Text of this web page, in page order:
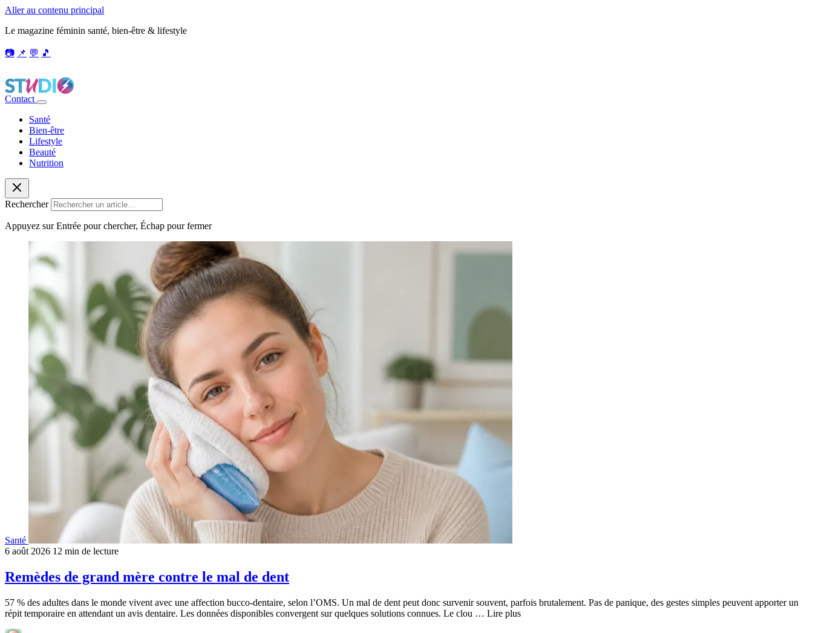
Aller au contenu principal
Le magazine féminin santé, bien-être & lifestyle
📷 📌 💬 🎵
Contact
Santé
Bien-être
Lifestyle
Beauté
Nutrition
Rechercher
Appuyez sur Entrée pour chercher, Échap pour fermer
Santé
6 août 2026 12 min de lecture
Remèdes de grand mère contre le mal de dent
57 % des adultes dans le monde vivent avec une affection bucco-dentaire, selon l’OMS. Un mal de dent peut donc survenir souvent, parfois brutalement. Pas de panique, des gestes simples peuvent apporter un
répit temporaire en attendant un avis dentaire. Les données disponibles convergent sur quelques solutions connues. Le clou … Lire plus